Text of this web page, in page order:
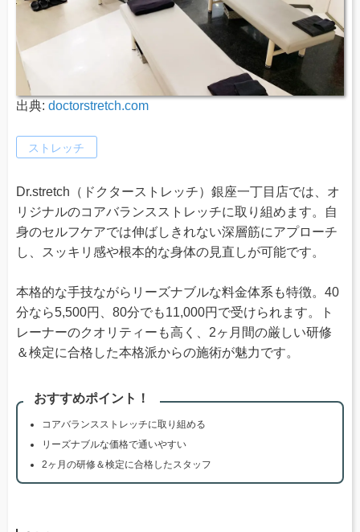
出典: doctorstretch.com
ストレッチ
Dr.stretch（ドクターストレッチ）銀座一丁目店では、オ
リジナルのコアバランスストレッチに取り組めます。自
身のセルフケアでは伸ばしきれない深層筋にアプローチ
し、スッキリ感や根本的な身体の見直しが可能です。
本格的な手技ながらリーズナブルな料金体系も特徴。40
分なら5,500円、80分でも11,000円で受けられます。ト
レーナーのクオリティーも高く、2ヶ月間の厳しい研修
＆検定に合格した本格派からの施術が魅力です。
おすすめポイント！
コアバランスストレッチに取り組める
リーズナブルな価格で通いやすい
2ヶ月の研修＆検定に合格したスタッフ